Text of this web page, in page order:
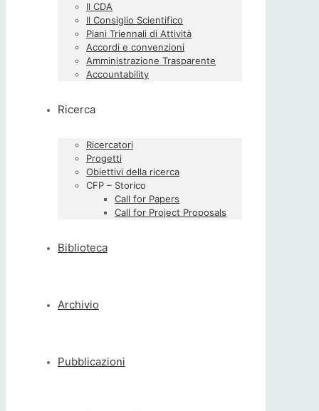
Il CDA
Il Consiglio Scientifico
Piani Triennali di Attività
Accordi e convenzioni
Amministrazione Trasparente
Accountability
Ricerca
Ricercatori
Progetti
Obiettivi della ricerca
CFP – Storico
Call for Papers
Call for Project Proposals
Biblioteca
Archivio
Pubblicazioni